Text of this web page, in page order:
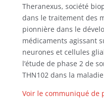
Theranexus, société
dans le traitement des
pionnière dans le
médicaments agissant
neurones et cellules
l’étude de phase 2 de
THN102 dans la
Voir le communiqué de